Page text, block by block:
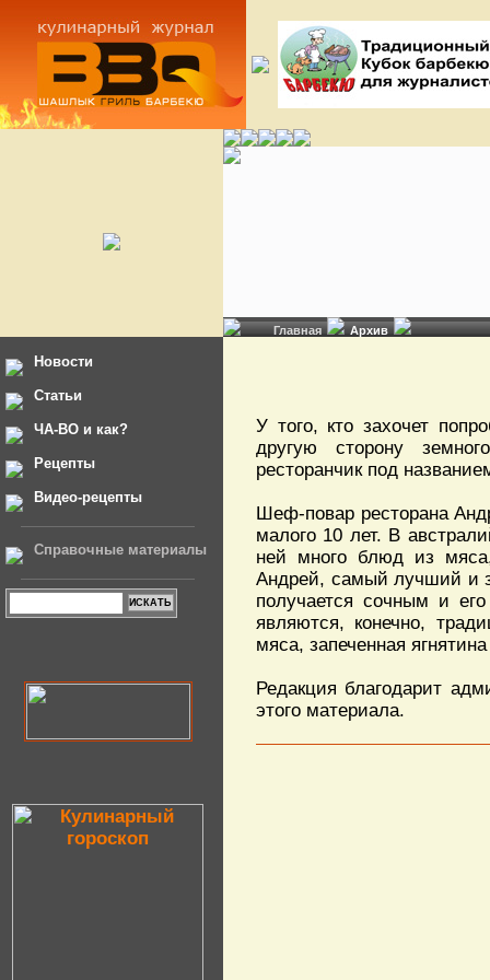
Главная Архив
Новости
Статьи
ЧА-ВО и как?
Рецепты
Видео-рецепты
Справочные материалы
У того, кто захочет
другую сторону
ресторанчик под
Шеф-повар ресторана
малого 10 лет. В
ней много блюд из
Андрей, самый лучший и
получается сочным и
являются, конечно,
мяса, запеченная
Редакция благодарит
этого материала.